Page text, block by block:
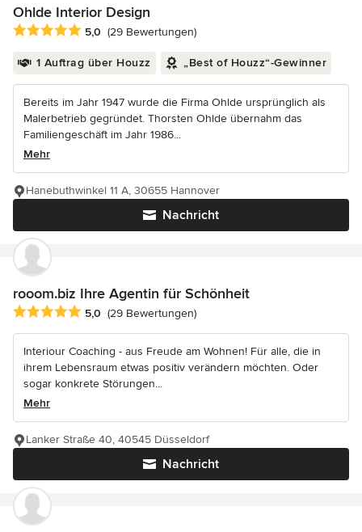
Ohlde Interior Design
Durchschnittliche Bewertung: 5 von 5 Sternen
5,0 (29 Bewertungen)
1 Auftrag über Houzz „Best of Houzz“-Gewinner
Bereits im Jahr 1947 wurde die Firma Ohlde ursprünglich als
Malerbetrieb gegründet. Thorsten Ohlde übernahm das
Familiengeschäft im Jahr 1986...
Mehr
Nachricht
Hanebuthwinkel 11 A, 30655 Hannover
rooom.biz Ihre Agentin für Schönheit
Durchschnittliche Bewertung: 5 von 5 Sternen
5,0 (29 Bewertungen)
Interiour Coaching - aus Freude am Wohnen! Für alle, die in
ihrem Lebensraum etwas positiv verändern möchten. Oder
sogar konkrete Störungen...
Mehr
Nachricht
Lanker Straße 40, 40545 Düsseldorf